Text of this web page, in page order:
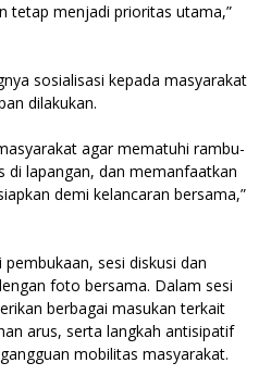
tetap menjadi prioritas utama,”
sosialisasi kepada masyarakat
dilakukan.
agar mematuhi rambu-
di lapangan, dan memanfaatkan
demi kelancaran bersama,”
sesi diskusi dan
foto bersama. Dalam sesi
berbagai masukan terkait
arus, serta langkah antisipatif
mobilitas masyarakat.